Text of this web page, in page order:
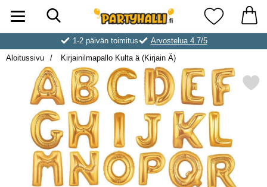
Ostoskori laajennettu Partyhallen AB
Suosikkini
1-2 päivän toimitus
Arvostelua 4.7/5
Aloitussivu
Kirjainilmapallo Kulta ä (Kirjain Ä)
Merkitse kirjainilmapallo